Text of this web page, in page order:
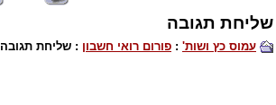
שליחת תגובה
עמוס כץ ושות' : פורום רואי חשבון : שליחת תגובה